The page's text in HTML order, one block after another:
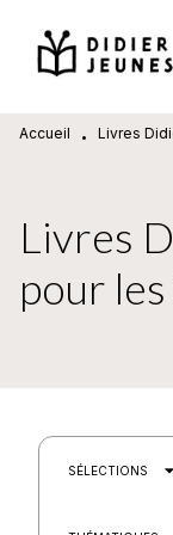
MENU
PIED DE PAGE
Accueil • Livres
Livres
pour
SÉLECTIONS arrow_drop_down